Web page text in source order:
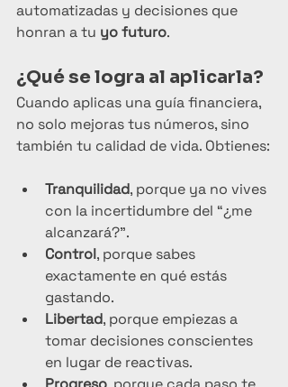
automatizadas y decisiones que
honran a tu yo futuro.
¿Qué se logra al aplicarla?
Cuando aplicas una guía financiera,
no solo mejoras tus números, sino
también tu calidad de vida. Obtienes:
Tranquilidad, porque ya no vives
con la incertidumbre del “¿me
alcanzará?”.
Control, porque sabes
exactamente en qué estás
gastando.
Libertad, porque empiezas a
tomar decisiones conscientes
en lugar de reactivas.